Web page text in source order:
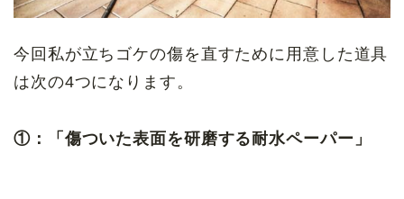
今回私が立ちゴケの傷を直すために用意した道具
は次の4つになります。
①：「傷ついた表面を研磨する耐水ペーパー」